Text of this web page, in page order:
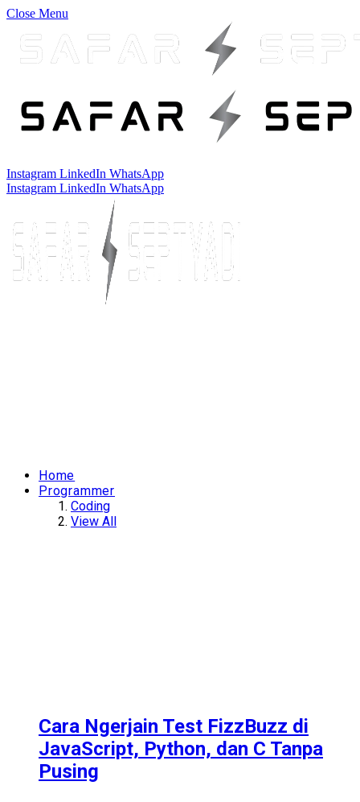
Close Menu
Instagram LinkedIn WhatsApp
Instagram LinkedIn WhatsApp
Home
Programmer
Coding
View All
Cara Ngerjain Test FizzBuzz di
JavaScript, Python, dan C Tanpa
Pusing